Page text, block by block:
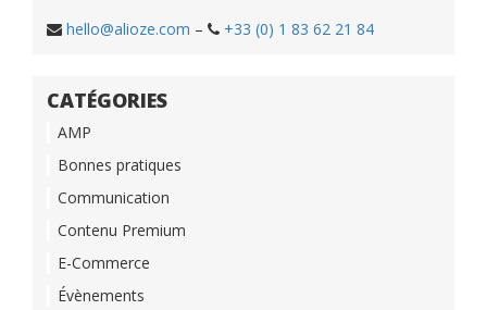
hello@alioze.com – +33 (0) 1 83 62 21 84
CATÉGORIES
AMP
Bonnes pratiques
Communication
Contenu Premium
E-Commerce
Évènements